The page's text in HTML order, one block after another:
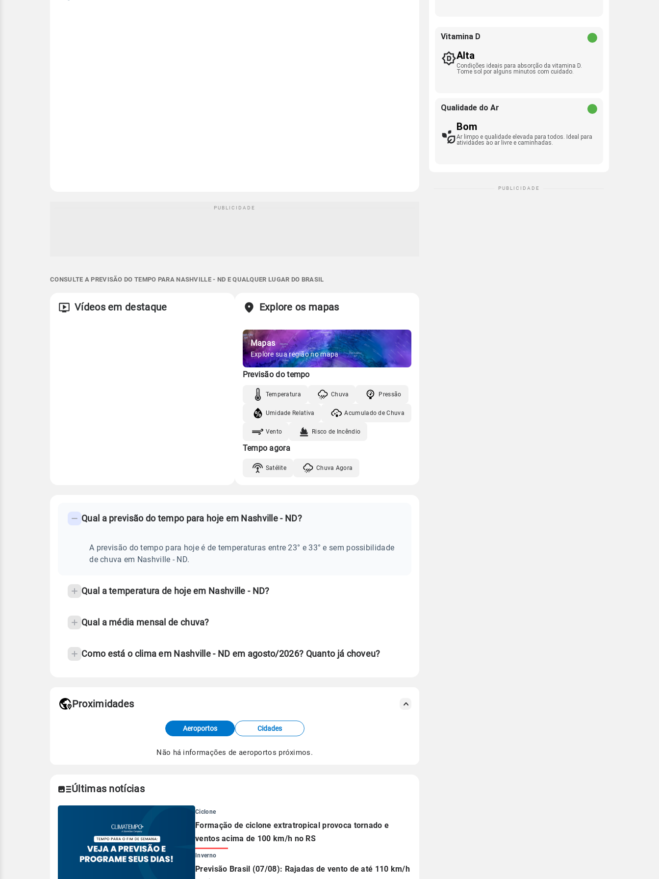
CONSULTE A PREVISÃO DO TEMPO PARA NASHVILLE - ND E QUALQUER LUGAR DO BRASIL
Vídeos em destaque Explore os mapas
Mapas
Explore sua região no mapa
Previsão do tempo
Temperatura Chuva Pressão
Umidade Relativa Acumulado de Chuva
Vento Risco de Incêndio
Tempo agora
Satélite Chuva Agora
PREVISÃO
frequentes
temperatura
Qual a previsão do tempo para hoje em Nashville - ND?
A previsão do tempo para hoje é de temperaturas entre 23° e 33° e sem possibilidade
de chuva em Nashville - ND.
Qual a temperatura de hoje em Nashville - ND?
Qual a média mensal de chuva?
Como está o clima em Nashville - ND em agosto/2026? Quanto já choveu?
de Tempo e Estudos Climáticos (CPTEC).
Proximidades
Aeroportos Cidades
Não há informações de aeroportos próximos.
Últimas notícias
Ciclone
Formação de ciclone extratropical provoca tornado e
ventos acima de 100 km/h no RS
Inverno
Previsão Brasil (07/08): Rajadas de vento de até 110 km/h
Vitamina D
Alta
Condições ideais para absorção da vitamina D.
Tome sol por alguns minutos com cuidado.
Qualidade do Ar
Bom
Ar limpo e qualidade elevada para todos. Ideal para
atividades ao ar livre e caminhadas.